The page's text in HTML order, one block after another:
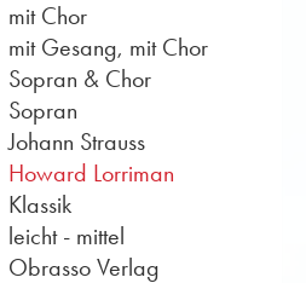
mit Chor
mit Gesang, mit Chor
Sopran & Chor
Sopran
Johann Strauss
Howard Lorriman
Klassik
leicht - mittel
Obrasso Verlag